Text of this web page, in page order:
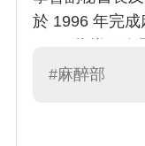
於 1996 年完
師之資格。周
現今為醫學教
#麻醉部